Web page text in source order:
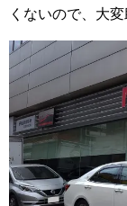
くないので、大